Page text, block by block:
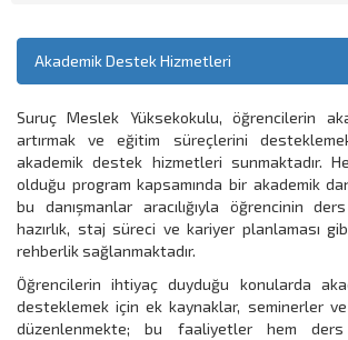
Akademik Destek Hizmetleri
Suruç Meslek Yüksekokulu, öğrencilerin
artırmak ve eğitim süreçlerini
akademik destek hizmetleri sunmaktadır.
olduğu program kapsamında bir akademik
bu danışmanlar aracılığıyla öğrencinin
hazırlık, staj süreci ve kariyer planlaması
rehberlik sağlanmaktadır.
Öğrencilerin ihtiyaç duyduğu konularda
desteklemek için ek kaynaklar, seminerler ve
düzenlenmekte; bu faaliyetler hem ders